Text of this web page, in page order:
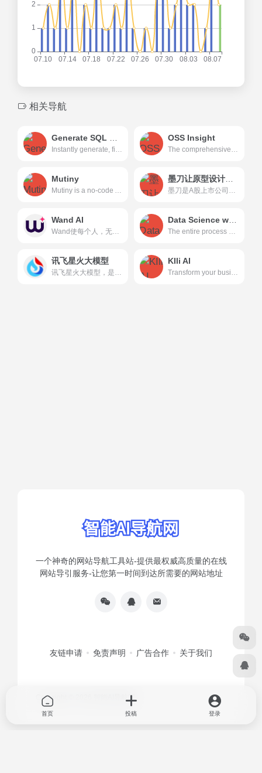
相关导航
Generate SQL Queries in Seconds for Free
Instantly generate, fix, explain, and optimize SQL and NoSQL queries with advanced AI solution. Save time and enhance productivity with our powerful query tools.
OSS Insight
The comprehensive Open Source Software insight tool by analyzing massive events from GitHub, powered by TiDB, the best insight building database of data agility.
Mutiny
Mutiny is a no-code AI platform that helps businesses generate more pipeline and revenue from their target accounts.
墨刀让原型设计更简单
墨刀是A股上市公司万兴科技旗下的原型设计工具,支持APP、网站页面、管理后台、可视化大屏、工业HMI、小程序、H5多场景领域原型设计，AI智能生成组件、页面，智能填充，支持执行AI语义化指令，支持团队项目实时协作和管理，金融级数据安全保障，还支持私有化部署，是产品经理、设计师和技术开发团队必备工具。
Wand AI
Wand使每个人，无论他们的技术能力如何，都能快速、直观地解决复杂的业务问题，并创造人工智能z驱动的业务影响
Data Science without Code
The entire process of running Data Science - building Machine Learning algorithm, explaining results and predicting outcomes, packed in one single click.
讯飞星火大模型
讯飞星火大模型，是由科大讯飞推出的新一代认知智能大模型，拥有跨领域的知识和语言理解能力，能够基于自然对话方式理解与执行任务，提供语言理解、知识问答、逻辑推理、数学题解答、代码理解与编写等多种能力。
KIli AI
Transform your business with our AI-first ERP solution...
一个神奇的网站导航工具站-提供最权威高质量的在线
网站导引服务-让您第一时间到达所需要的网站地址
友链申请 免责声明 广告合作 关于我们
Copyright © 2026 智能AI导航网
首页 投稿 登录